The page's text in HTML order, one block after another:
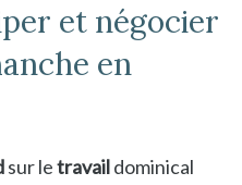
et négocier
en
sur letravaildominical